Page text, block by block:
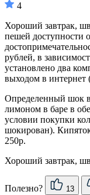
4
Хороший завтрак,
пешей доступности
рублей, в
установлено два
выходом в интернет
Определенный шок
лимоном в баре в
условии покупки
шокирован).
250р.
Хороший завтрак,
Полезно? 13